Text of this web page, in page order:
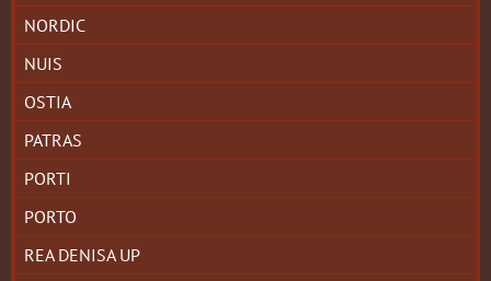
NORDIC
NUIS
OSTIA
PATRAS
PORTI
PORTO
REA DENISA UP